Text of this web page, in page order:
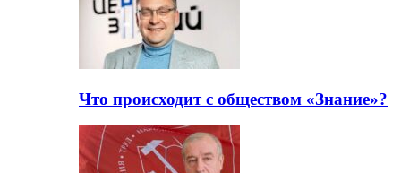
Что происходит с обществом «Знание»?